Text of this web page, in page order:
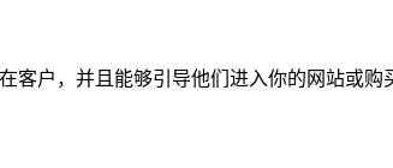
户，并且能够引导他们进入你的网站或